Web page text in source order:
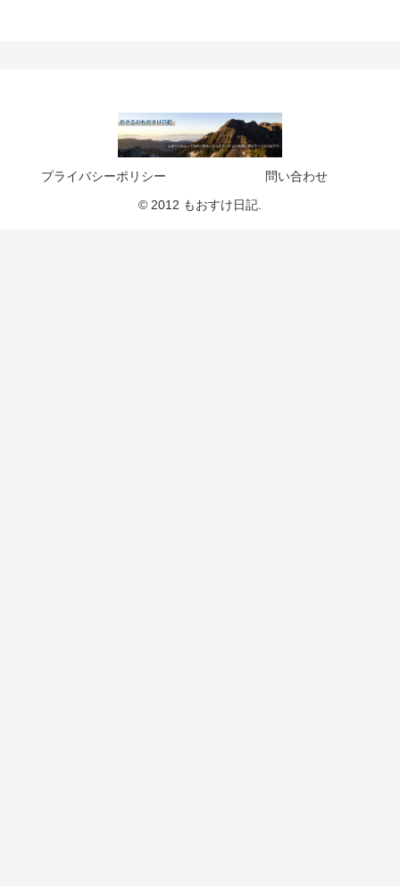
プライバシーポリシー
問い合わせ
© 2012 もおすけ日記.